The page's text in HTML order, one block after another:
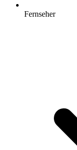
Fernseher